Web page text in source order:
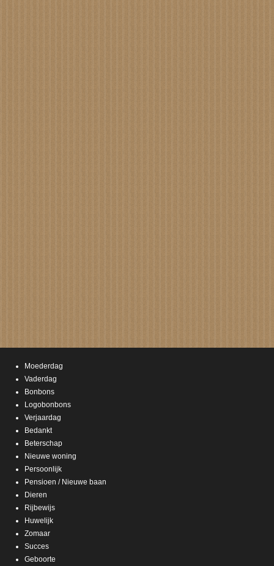
Moederdag
Vaderdag
Bonbons
Logobonbons
Verjaardag
Bedankt
Beterschap
Nieuwe woning
Persoonlijk
Pensioen / Nieuwe baan
Dieren
Rijbewijs
Huwelijk
Zomaar
Succes
Geboorte